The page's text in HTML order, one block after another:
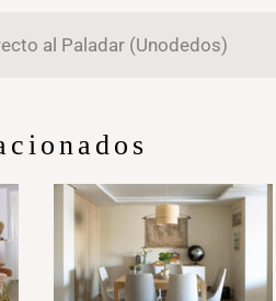
al Paladar (Unodedos)